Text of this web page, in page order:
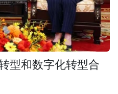
型和数字化转型合